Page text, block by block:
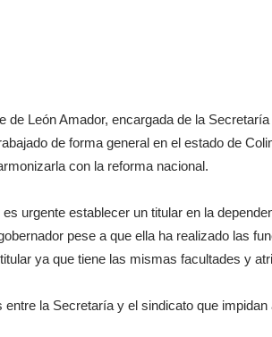
de León Amador, encargada de la
de forma general en el estado de
con la reforma nacional.
urgente establecer un titular en la
pese a que ella ha realizado las
ya que tiene las mismas facultades y
la Secretaría y el sindicato que